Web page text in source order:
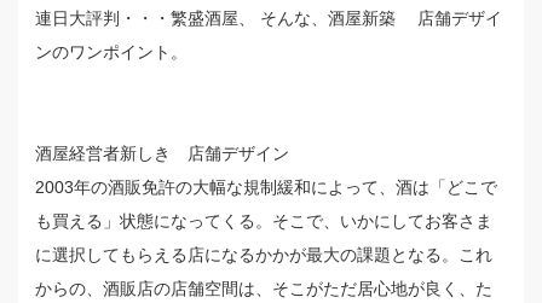
連日大評判・・・繁盛酒屋、 そんな、酒屋新築 店舗デザイ
ンのワンポイント。
酒屋経営者新しき 店舗デザイン
2003年の酒販免許の大幅な規制緩和によって、酒は「どこで
も買える」状態になってくる。そこで、いかにしてお客さま
に選択してもらえる店になるかかが最大の課題となる。これ
からの、酒販店の店舗空間は、そこがただ居心地が良く、た